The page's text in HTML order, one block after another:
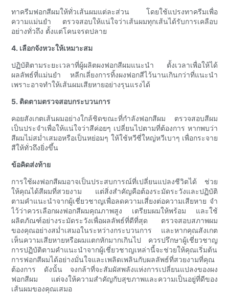
ทาครีมฟอกสีผมให้ทั่วเส้นผมแต่ละส่วน โดยใช้แปรงทาครีมเพื่อ
ความแม่นยำ ตรวจสอบให้แน่ใจว่าเส้นผมทุกเส้นได้รับการเคลือบ
อย่างทั่วถึง ตั้งแต่โคนจรดปลาย
4. เลือกจังหวะให้เหมาะสม
ปฏิบัติตามระยะเวลาที่ผู้ผลิตผงฟอกสีผมแนะนำ ตั้งเวลาเพื่อให้ได้
ผลลัพธ์ที่แม่นยำ หลีกเลี่ยงการทิ้งผงฟอกสีไว้นานเกินกว่าที่แนะนำ
เพราะอาจทำให้เส้นผมเสียหายอย่างรุนแรงได้
5. ติดตามตรวจสอบกระบวนการ
คอยสังเกตเส้นผมอย่างใกล้ชิดขณะที่กำลังฟอกสีผม ตรวจสอบสีผม
เป็นประจำเพื่อให้แน่ใจว่าสีค่อยๆ เปลี่ยนไปตามที่ต้องการ หากพบว่า
สีผมไม่สม่ำเสมอหรือเป็นหย่อมๆ ให้ใช้หวีซี่ใหญ่หวีเบาๆ เพื่อกระจาย
สีให้ทั่วถึงยิ่งขึ้น
ข้อคิดส่งท้าย
การใช้ผงฟอกสีผมอาจเป็นประสบการณ์ที่เปลี่ยนแปลงชีวิตได้ ช่วย
ให้คุณได้สีผมที่สวยงาม แต่สิ่งสำคัญคือต้องระมัดระวังและปฏิบัติ
ตามคำแนะนำจากผู้เชี่ยวชาญเพื่อลดความเสี่ยงต่อความเสียหาย จำ
ไว้ว่าควรเลือกผงฟอกสีผมคุณภาพสูง เตรียมผมให้พร้อม และใช้
ผลิตภัณฑ์อย่างระมัดระวังเพื่อผลลัพธ์ที่ดีที่สุด ตรวจสอบสภาพผม
ของคุณอย่างสม่ำเสมอในระหว่างกระบวนการ และหากคุณสังเกต
เห็นความเสียหายหรือผมแตกหักมากเกินไป ควรปรึกษาผู้เชี่ยวชาญ
การปฏิบัติตามคำแนะนำจากผู้เชี่ยวชาญเหล่านี้จะช่วยให้คุณเริ่มต้น
การฟอกสีผมได้อย่างมั่นใจและเพลิดเพลินกับผลลัพธ์ที่สวยงามที่คุณ
ต้องการ ดังนั้น จงกล้าที่จะสัมผัสพลังแห่งการเปลี่ยนแปลงของผง
ฟอกสีผม แต่จงให้ความสำคัญกับสุขภาพและความเป็นอยู่ที่ดีของ
เส้นผมของคุณเสมอ